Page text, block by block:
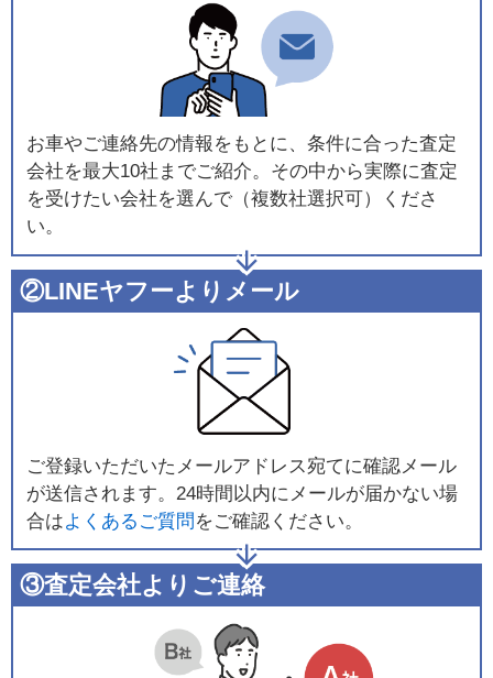
お車やご連絡先の情報をもとに、条件に合った査定
会社を最大10社までご紹介。その中から実際に査定
を受けたい会社を選んで（複数社選択可）くださ
い。
②LINEヤフーよりメール
ご登録いただいたメールアドレス宛てに確認メール
が送信されます。24時間以内にメールが届かない場
合はよくあるご質問 をご確認ください。
③査定会社よりご連絡